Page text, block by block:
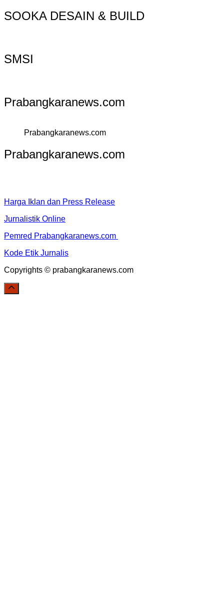
SOOKA DESAIN & BUILD
SMSI
Prabangkaranews.com
Prabangkaranews.com
Prabangkaranews.com
Harga Iklan dan Press Release
Jurnalistik Online
Pemred Prabangkaranews.com
Kode Etik Jurnalis
Copyrights © prabangkaranews.com